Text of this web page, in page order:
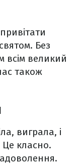
Без
всім великий
також
виграла, і
Це класно.